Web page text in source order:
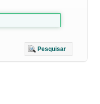
Pesquisar